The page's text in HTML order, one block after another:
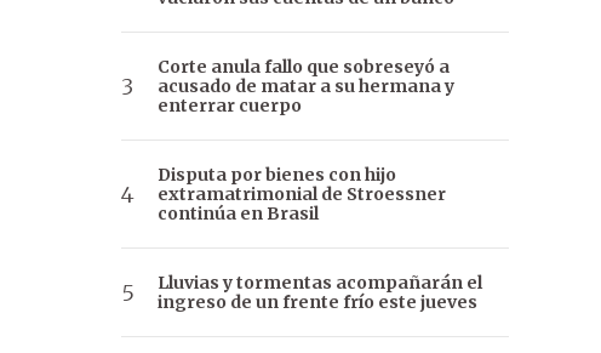
Corte anula fallo que sobreseyó a
acusado de matar a su hermana y
enterrar cuerpo
Disputa por bienes con hijo
extramatrimonial de Stroessner
continúa en Brasil
Lluvias y tormentas acompañarán el
ingreso de un frente frío este jueves